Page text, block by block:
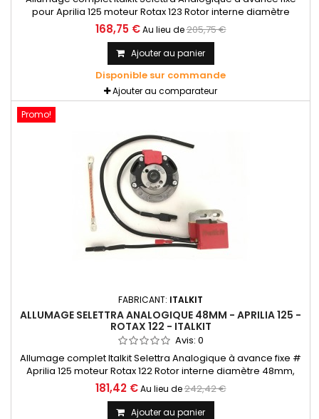
pour Aprilia 125 moteur Rotax 123 Rotor interne diamètre
58mm, courbe fixe. Livré avec support stator, stator, rotor
interne Ø58mm, bobine haute tension et câble de masse. Il
faut caler le piston au PMH (point mort haut) puis aligner le
repère du rotor vert au repère marqué sur le stator.
168,75 € Au lieu de205,75 €
Ajouter au panier
Disponible sur commande
Ajouter au comparateur
Promo!
FABRICANT: ITALKIT
ALLUMAGE SELETTRA ANALOGIQUE 48MM - APRILIA 125 -
ROTAX 122 - ITALKIT
Avis: 0
Allumage complet Italkit Selettra Analogique à avance fixe #
Aprilia 125 moteur Rotax 122 Rotor interne diamètre 48mm,
courbe fixe.
181,42 € Au lieu de242,42 €
Ajouter au panier